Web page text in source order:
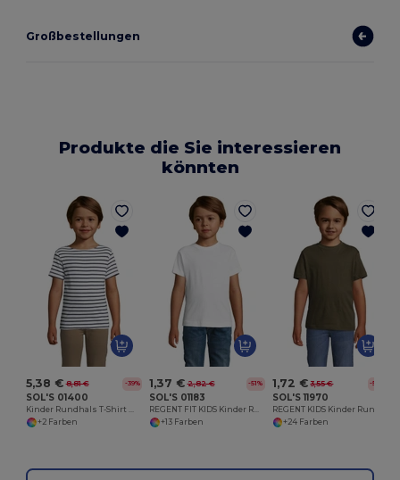
Großbestellungen
Produkte die Sie interessieren
könnten
5,38 € 8,81 € -39%
SOL'S 01400
+2 Farben
1,37 € 2,82 € -51%
SOL'S 01183
+13 Farben
1,72 € 3,55 € -52%
SOL'S 11970
+24 Farben